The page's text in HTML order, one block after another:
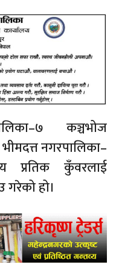
कञ्चभोज
नगरपालिका–
प्रतिक कुँवरलाई
हो।